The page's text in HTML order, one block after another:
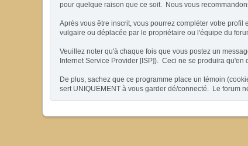
pour quelque raison que ce soit. Nous vous
Après vous être inscrit, vous pourrez compléter votre
vulgaire ou déplacée par le propriétaire ou l'équipe du
Veuillez noter qu'à chaque fois que vous postez un
Internet Service Provider [ISP]). Ceci ne se produira
De plus, sachez que ce programme place un témoin
sert UNIQUEMENT à vous garder dé/connecté. Le forum